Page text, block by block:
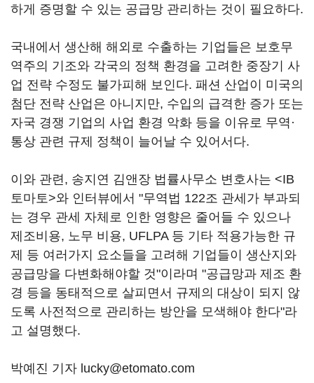
하게 증명할 수 있는 공급망 관리하는 것이 필요하다.
국내에서 생산해 해외로 수출하는 기업들은 보호무
역주의 기조와 각국의 정책 환경을 고려한 중장기 사
업 전략 수정도 불가피해 보인다. 패션 산업이 미국의
첨단 전략 산업은 아니지만, 수입의 급격한 증가 또는
자국 경쟁 기업의 사업 환경 악화 등을 이유로 무역·
통상 관련 규제 정책이 늘어날 수 있어서다.
이와 관련, 송지연 김앤장 법률사무소 변호사는 <IB
토마토>와 인터뷰에서 "무역법 122조 관세가 부과되
는 경우 관세 자체로 인한 영향은 줄어들 수 있으나
제조비용, 노무 비용, UFLPA 등 기타 적용가능한 규
제 등 여러가지 요소들을 고려해 기업들이 생산지와
공급망을 다변화해야할 것"이라며 "공급망과 제조 환
경 등을 동태적으로 살피면서 규제의 대상이 되지 않
도록 사전적으로 관리하는 방안을 모색해야 한다"라
고 설명했다.
박예진 기자 lucky@etomato.com